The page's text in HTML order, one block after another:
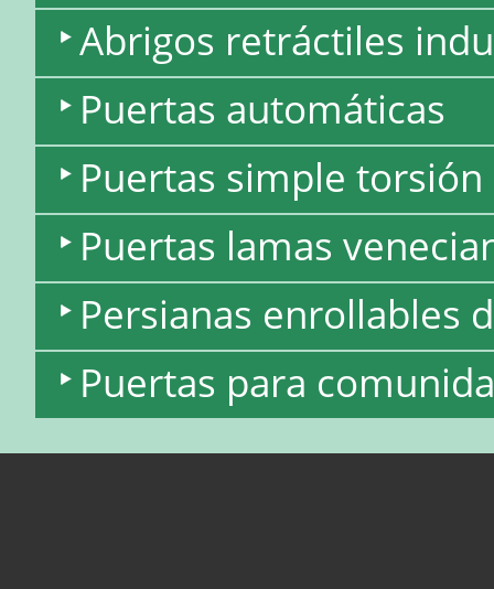
Abrigos retráctiles
Puertas automáticas
Puertas simple torsión
Puertas lamas
Persianas enrollables
Puertas para